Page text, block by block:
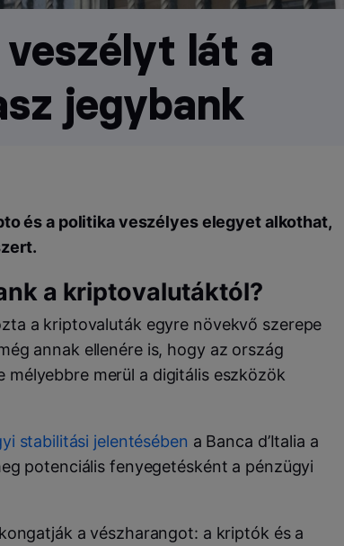
lát a
jegybank
és a politika veszélyes elegyet alkothat,
a kriptovalutáktól?
a kriptovaluták egyre növekvő szerepe
annak ellenére is, hogy az ország
mélyebbre merül a digitális eszközök
stabilitási jelentésében a Banca d’Italia a
potenciális fenyegetésként a pénzügyi
a vészharangot: a kriptók és a